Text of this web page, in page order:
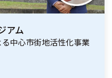
アム
中心市街地活性化事業